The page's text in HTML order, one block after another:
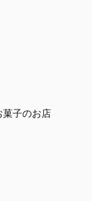
子のお店